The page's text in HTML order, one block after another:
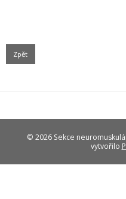
Zpět
© 2026 Sekce
vytvořilo